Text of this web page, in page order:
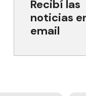
Recibí las
noticias
email